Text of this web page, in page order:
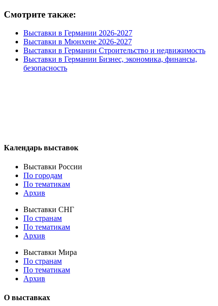
Смотрите также:
Выставки в Германии 2026-2027
Выставки в Мюнхене 2026-2027
Выставки в Германии Строительство и недвижимость
Выставки в Германии Бизнес, экономика, финансы,
безопасность
Календарь выставок
Выставки России
По городам
По тематикам
Архив
Выставки СНГ
По странам
По тематикам
Архив
Выставки Мира
По странам
По тематикам
Архив
О выставках